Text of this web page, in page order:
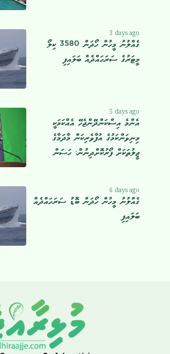
3 days ago
ގެއްލުނު މީހުން ހޯދަން 3580 ކިލޯ
މީޓަރުގެ ސަރަޙައްދެއް ބަލައިފި
5 days ago
އެންމެ އިސްކަންދޭންޖެހޭ އެއްކަމަކީ
މިނިވަންކަމުގެ އުފާވެރިކަން މާދަމާގެ
ޖީލުތަކަށް ފޯރުކޮށްދިނުން: ހަސަން
6 days ago
ގެއްލުނު މީހުން ހޯދަން ބޮޑު ސަރަހައްދެއް
ބަލައިފި